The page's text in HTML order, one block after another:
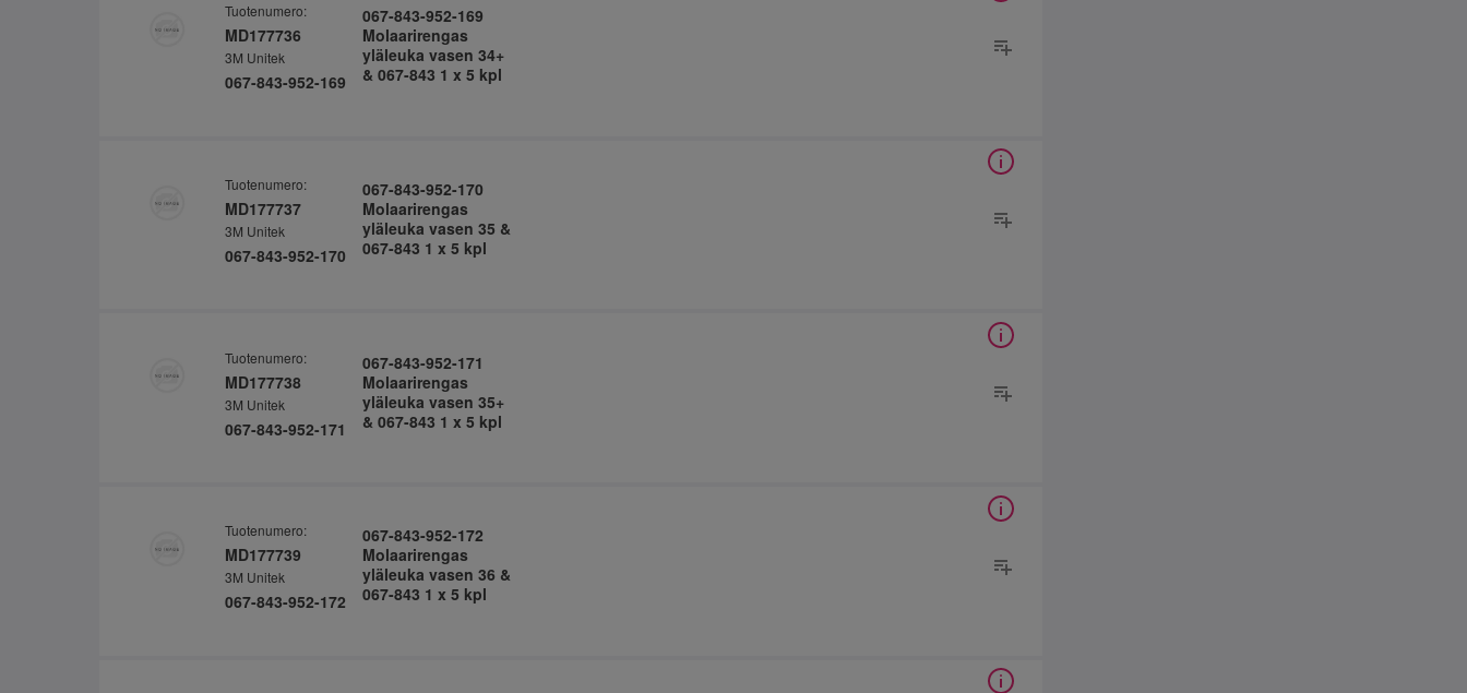
Tuotenumero:
MD177736
3M Unitek
067-843-952-169
067-843-952-169
Molaarirengas
yläleuka vasen 34+
& 067-843 1 x 5 kpl
Tuotenumero:
MD177737
3M Unitek
067-843-952-170
067-843-952-170
Molaarirengas
yläleuka vasen 35 &
067-843 1 x 5 kpl
Tuotenumero:
MD177738
3M Unitek
067-843-952-171
067-843-952-171
Molaarirengas
yläleuka vasen 35+
& 067-843 1 x 5 kpl
Tuotenumero:
MD177739
3M Unitek
067-843-952-172
067-843-952-172
Molaarirengas
yläleuka vasen 36 &
067-843 1 x 5 kpl